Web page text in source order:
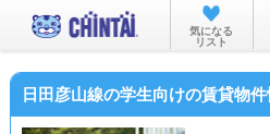
お部屋を
沿線
気になる
リスト
日田彦山線の学生向けの賃貸物